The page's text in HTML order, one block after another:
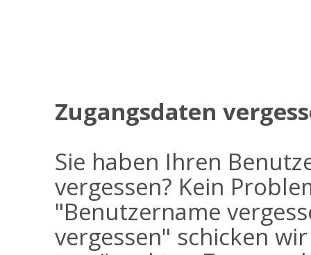
Zugangsdaten
Sie haben Ihren
vergessen? Kein
"Benutzername
vergessen" schicken